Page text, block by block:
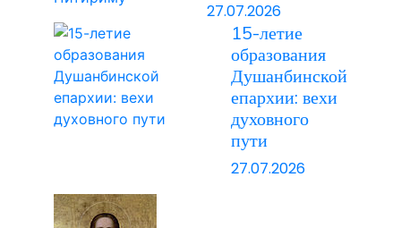
27.07.2026
15-летие
образования
Душанбинской
епархии: вехи
духовного
пути
27.07.2026